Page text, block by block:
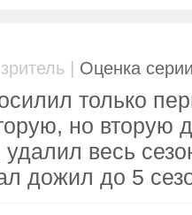
| Оценка
только
но вторую
весь
дожил до 5